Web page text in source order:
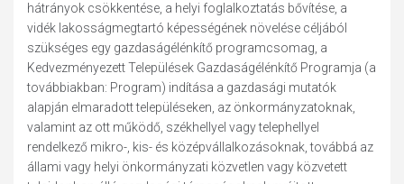
hátrányok csökkentése, a helyi foglalkoztatás bővítése, a
vidék lakosságmegtartó képességének növelése céljából
szükséges egy gazdaságélénkítő programcsomag, a
Kedvezményezett Települések Gazdaságélénkítő Programja (a
továbbiakban: Program) indítása a gazdasági mutatók
alapján elmaradott településeken, az önkormányzatoknak,
valamint az ott működő, székhellyel vagy telephellyel
rendelkező mikro-, kis- és középvállalkozásoknak, továbbá az
állami vagy helyi önkormányzati közvetlen vagy közvetett